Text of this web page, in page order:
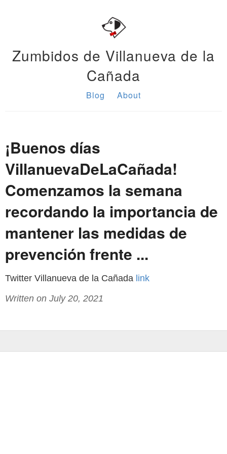
Zumbidos de Villanueva de la
Cañada
Blog About
¡Buenos días
VillanuevaDeLaCañada!
Comenzamos la semana
recordando la importancia de
mantener las medidas de
prevención frente ...
Twitter Villanueva de la Cañada link
Written on July 20, 2021